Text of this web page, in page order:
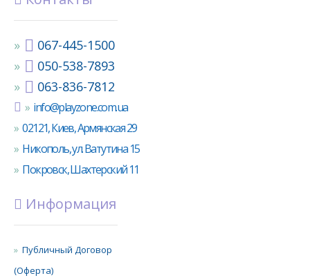
067-445-1500
050-538-7893
063-836-7812
info@playzone.com.ua
02121, Киев, Армянская 29
Никополь, ул. Ватутина 15
Покровск, Шахтерский 11
Информация
Публичный Договор
(Оферта)